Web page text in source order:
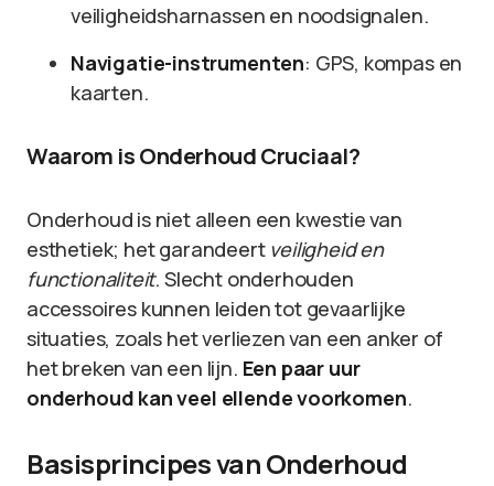
veiligheidsharnassen en noodsignalen.
Navigatie-instrumenten: GPS, kompas en
kaarten.
Waarom is Onderhoud Cruciaal?
Onderhoud is niet alleen een kwestie van
esthetiek; het garandeert veiligheid en
functionaliteit. Slecht onderhouden
accessoires kunnen leiden tot gevaarlijke
situaties, zoals het verliezen van een anker of
het breken van een lijn. Een paar uur
onderhoud kan veel ellende voorkomen.
Basisprincipes van Onderhoud